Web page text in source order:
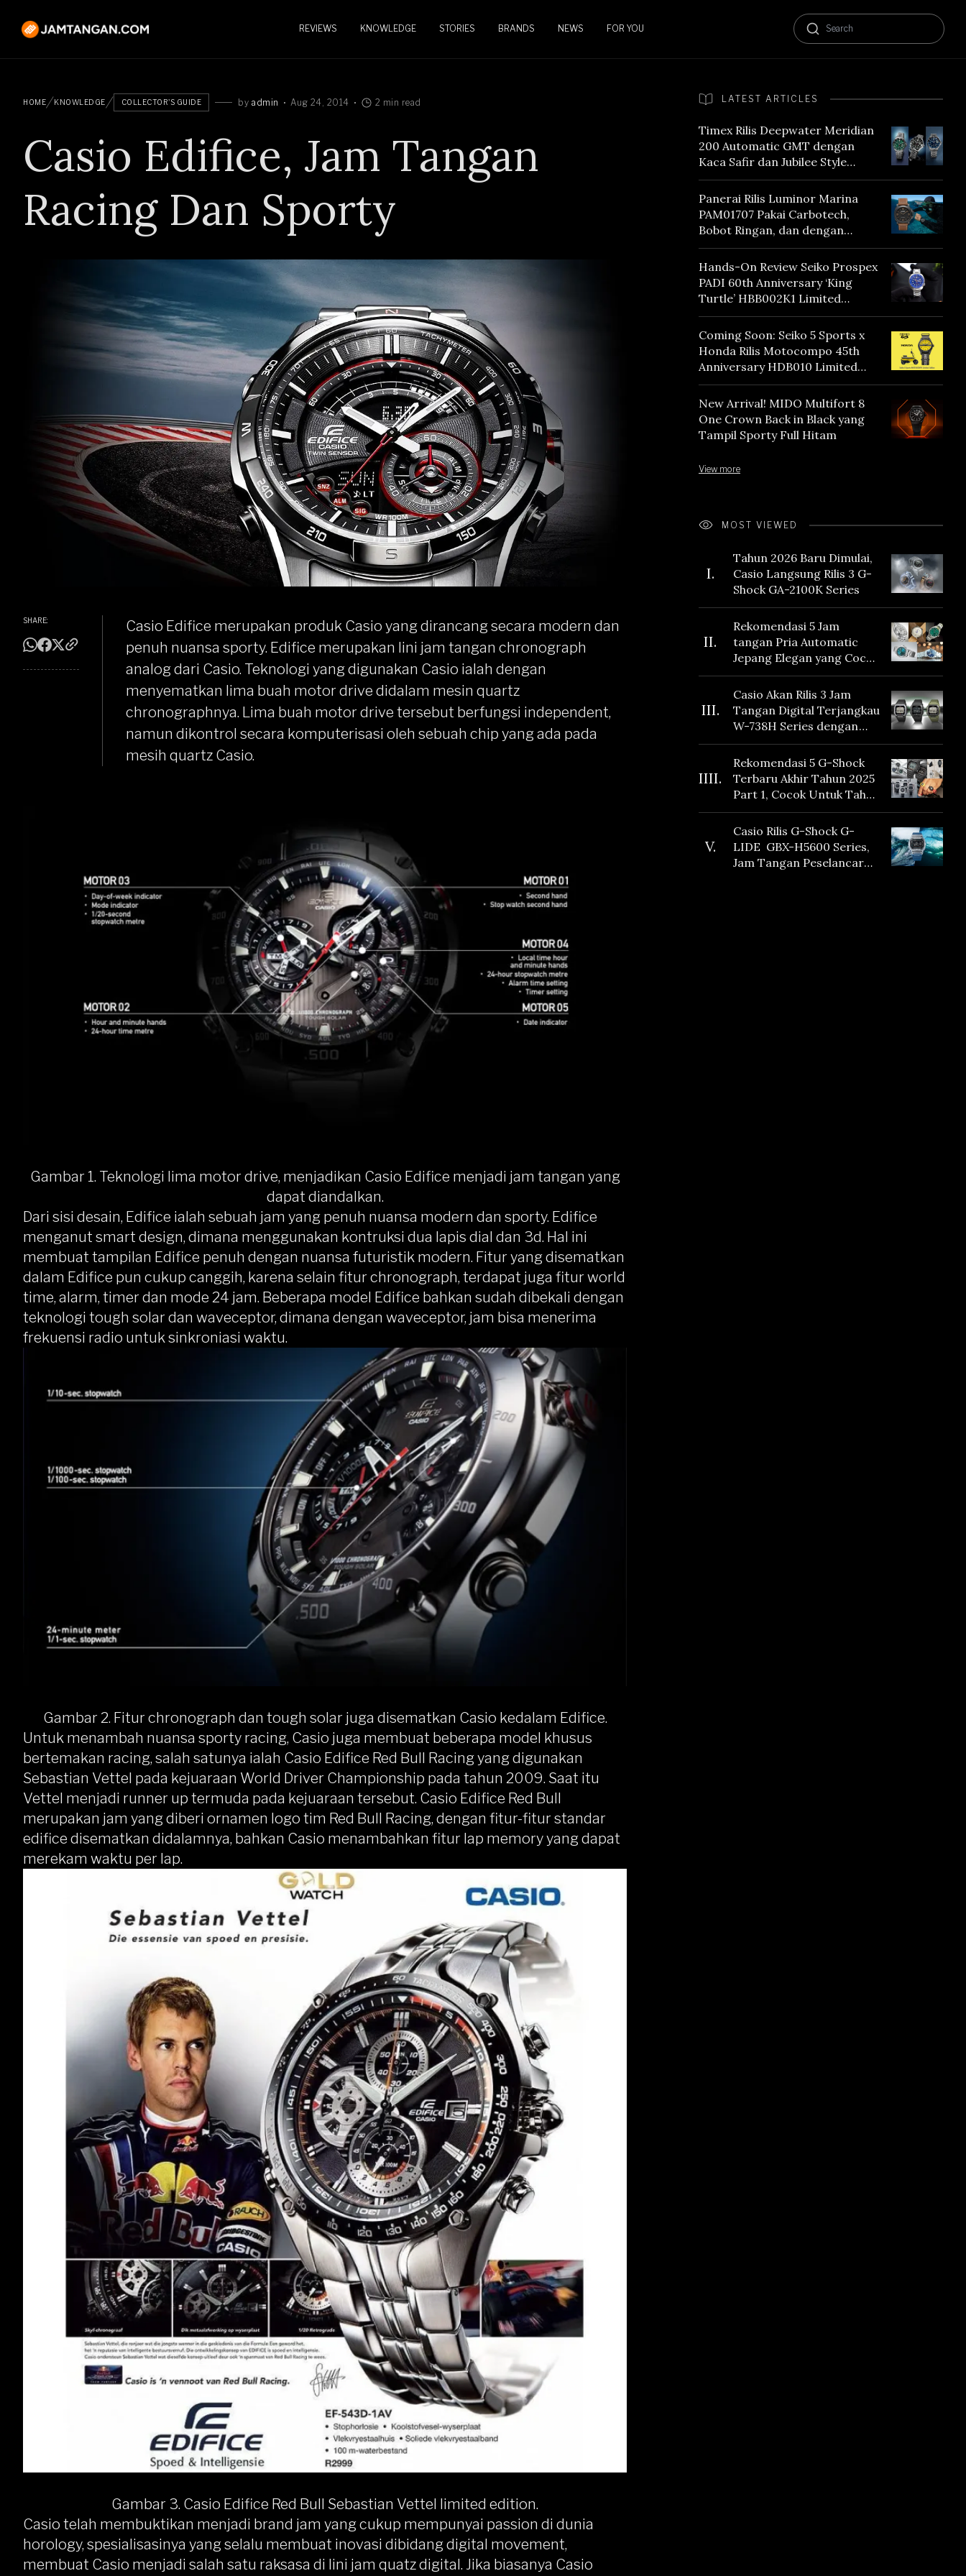
REVIEWS KNOWLEDGE STORIES BRANDS NEWS FOR YOU
HOME KNOWLEDGE COLLECTOR'S GUIDE by admin Aug 24, 2014 2 min read
Casio Edifice, Jam Tangan
Racing Dan Sporty
SHARE:
Casio Edifice merupakan produk Casio yang dirancang secara modern dan
penuh nuansa sporty. Edifice merupakan lini jam tangan chronograph
analog dari Casio. Teknologi yang digunakan Casio ialah dengan
menyematkan lima buah motor drive didalam mesin quartz
chronographnya. Lima buah motor drive tersebut berfungsi independent,
namun dikontrol secara komputerisasi oleh sebuah chip yang ada pada
mesih quartz Casio.
Gambar 1. Teknologi lima motor drive, menjadikan Casio Edifice menjadi jam tangan yang
dapat diandalkan.
Dari sisi desain, Edifice ialah sebuah jam yang penuh nuansa modern dan sporty. Edifice
menganut smart design, dimana menggunakan kontruksi dua lapis dial dan 3d. Hal ini
membuat tampilan Edifice penuh dengan nuansa futuristik modern. Fitur yang disematkan
dalam Edifice pun cukup canggih, karena selain fitur chronograph, terdapat juga fitur world
time, alarm, timer dan mode 24 jam. Beberapa model Edifice bahkan sudah dibekali dengan
teknologi tough solar dan waveceptor, dimana dengan waveceptor, jam bisa menerima
frekuensi radio untuk sinkroniasi waktu.
Gambar 2. Fitur chronograph dan tough solar juga disematkan Casio kedalam Edifice.
Untuk menambah nuansa sporty racing, Casio juga membuat beberapa model khusus
bertemakan racing, salah satunya ialah Casio Edifice Red Bull Racing yang digunakan
Sebastian Vettel pada kejuaraan World Driver Championship pada tahun 2009. Saat itu
Vettel menjadi runner up termuda pada kejuaraan tersebut. Casio Edifice Red Bull
merupakan jam yang diberi ornamen logo tim Red Bull Racing, dengan fitur-fitur standar
edifice disematkan didalamnya, bahkan Casio menambahkan fitur lap memory yang dapat
merekam waktu per lap.
Gambar 3. Casio Edifice Red Bull Sebastian Vettel limited edition.
Casio telah membuktikan menjadi brand jam yang cukup mempunyai passion di dunia
horology, spesialisasinya yang selalu membuat inovasi dibidang digital movement,
membuat Casio menjadi salah satu raksasa di lini jam quatz digital. Jika biasanya Casio
LATEST ARTICLES
Timex Rilis Deepwater Meridian
200 Automatic GMT dengan
Kaca Safir dan Jubilee Style
Bracelet
Panerai Rilis Luminor Marina
PAM01707 Pakai Carbotech,
Bobot Ringan, dan dengan
Vintage Vibes
Hands-On Review Seiko Prospex
PADI 60th Anniversary ‘King
Turtle’ HBB002K1 Limited
Edition
Coming Soon: Seiko 5 Sports x
Honda Rilis Motocompo 45th
Anniversary HDB010 Limited
Edition
New Arrival! MIDO Multifort 8
One Crown Back in Black yang
Tampil Sporty Full Hitam
View more
MOST VIEWED
I.
Tahun 2026 Baru Dimulai,
Casio Langsung Rilis 3 G-
Shock GA-2100K Series
II.
Rekomendasi 5 Jam
tangan Pria Automatic
Jepang Elegan yang Cocok
Dikoleksi di 2026
III.
Casio Akan Rilis 3 Jam
Tangan Digital Terjangkau
W-738H Series dengan
Masa Baterai 10 Tahun
dan Fitur Vibration
IIII.
Rekomendasi 5 G-Shock
Terbaru Akhir Tahun 2025
Part 1, Cocok Untuk Tahun
Baru!
V.
Casio Rilis G-Shock G-
LIDE GBX-H5600 Series,
Jam Tangan Peselancar